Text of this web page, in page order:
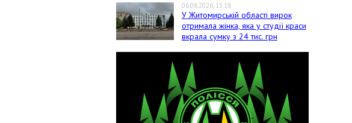
06.08.2026, 15:18
У Житомирській області вирок
отримала жінка, яка у студії краси
вкрала сумку з 24 тис. грн